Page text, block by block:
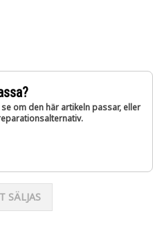
om den här artikeln passar, eller
SÄLJAS